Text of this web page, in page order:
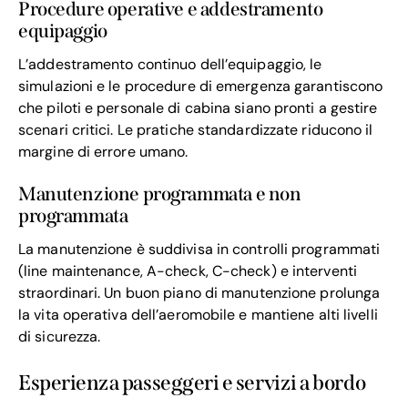
Procedure operative e addestramento
equipaggio
L’addestramento continuo dell’equipaggio, le
simulazioni e le procedure di emergenza garantiscono
che piloti e personale di cabina siano pronti a gestire
scenari critici. Le pratiche standardizzate riducono il
margine di errore umano.
Manutenzione programmata e non
programmata
La manutenzione è suddivisa in controlli programmati
(line maintenance, A-check, C-check) e interventi
straordinari. Un buon piano di manutenzione prolunga
la vita operativa dell’aeromobile e mantiene alti livelli
di sicurezza.
Esperienza passeggeri e servizi a bordo